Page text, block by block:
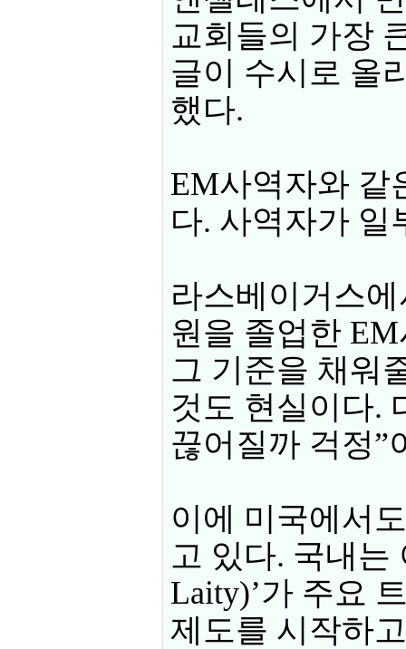
교회들의 가장
글이 수시로 올
했다.
EM사역자와 같
다. 사역자가 일
라스베이거스
원을 졸업한
그 기준을 채워
것도 현실이다.
끊어질까 걱정”
이에 미국에서
고 있다. 국내는
Laity)’가 주요
제도를 시작하